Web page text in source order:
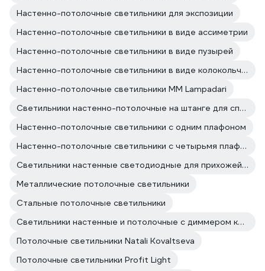
Настенно-потолочные светильники для экспозиции
Настенно-потолочные светильники в виде ассиметрии
Настенно-потолочные светильники в виде пузырей
Настенно-потолочные светильники в виде колокольчика
Настенно-потолочные светильники MM Lampadari
Светильники настенно-потолочные на штанге для спальни
Настенно-потолочные светильники с одним плафоном
Настенно-потолочные светильники с четырьмя плафонами
Светильники настенные светодиодные для прихожей и коридора
Металлические потолочные светильники
Стальные потолочные светильники
Светильники настенные и потолочные с диммером круглые
Потолочные светильники Natali Kovaltseva
Потолочные светильники Profit Light